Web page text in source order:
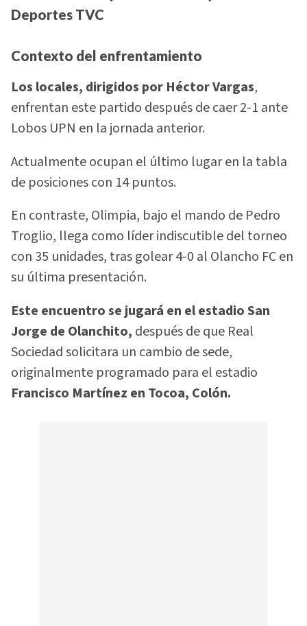
Deportes TVC
Contexto del enfrentamiento
Los locales, dirigidos por Héctor Vargas,
enfrentan este partido después de caer 2-1 ante
Lobos UPN en la jornada anterior.
Actualmente ocupan el último lugar en la tabla
de posiciones con 14 puntos.
En contraste, Olimpia, bajo el mando de Pedro
Troglio, llega como líder indiscutible del torneo
con 35 unidades, tras golear 4-0 al Olancho FC en
su última presentación.
Este encuentro se jugará en el estadio San
Jorge de Olanchito, después de que Real
Sociedad solicitara un cambio de sede,
originalmente programado para el estadio
Francisco Martínez en Tocoa, Colón.